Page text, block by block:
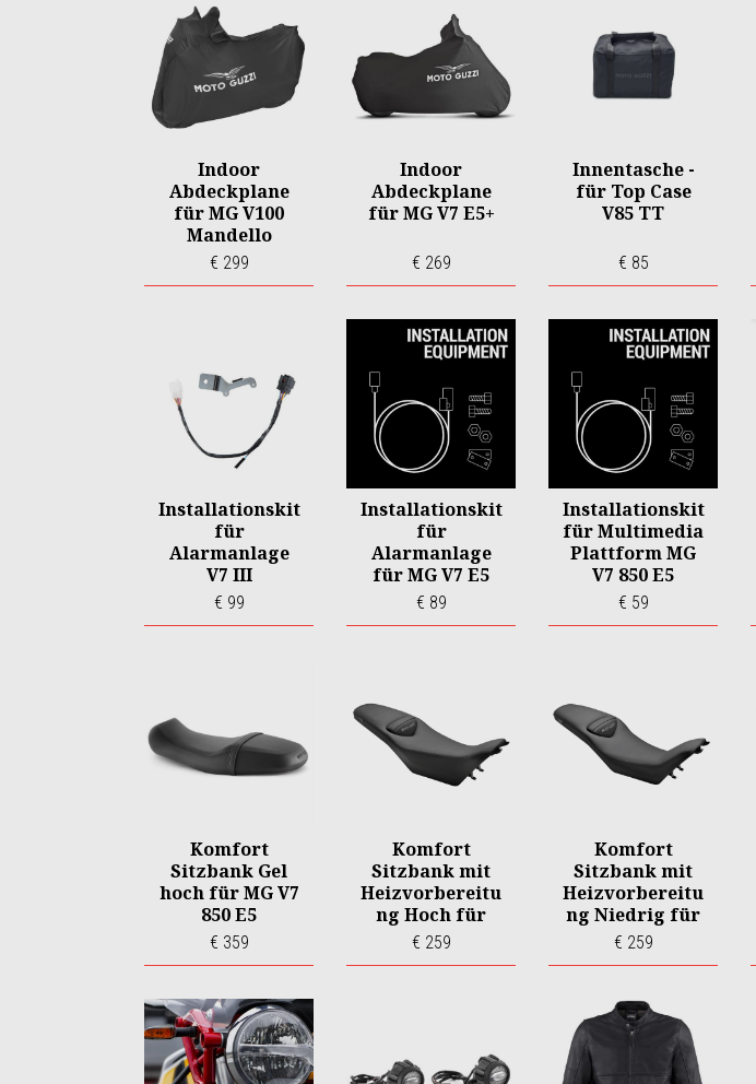
Indoor
Abdeckplane
für MG V100
Mandello
€ 299
Indoor
Abdeckplane
für MG V7 E5+
€ 269
Innentasche -
für Top Case
V85 TT
€ 85
Installationskit
für
Alarmanlage
V7 III
€ 99
Installationskit
für
Alarmanlage
für MG V7 E5
€ 89
Installationskit
für Multimedia
Plattform MG
V7 850 E5
€ 59
Komfort
Sitzbank Gel
hoch für MG V7
850 E5
€ 359
Komfort
Sitzbank mit
Heizvorbereitu
ng Hoch für
MG V85TT E5+
€ 259
Komfort
Sitzbank mit
Heizvorbereitu
ng Niedrig für
MG V85TT E5+
€ 259